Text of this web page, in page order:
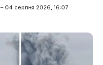
– 04 серпня 2026, 16:07